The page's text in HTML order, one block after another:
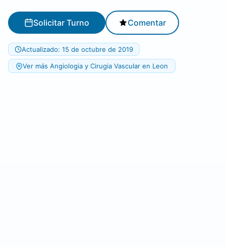
Solicitar Turno Comentar
Actualizado: 15 de octubre de 2019
Ver más Angiologia y Cirugia Vascular en Leon